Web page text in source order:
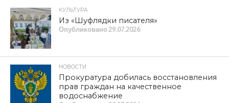
Исторический музей приглашает на
экскурсию «Я родом из Смоленска»
Опубликовано05.08.2026
Владимир Кашин о ключевых решениях
по поддержке аграрной отрасли
Опубликовано04.08.2026